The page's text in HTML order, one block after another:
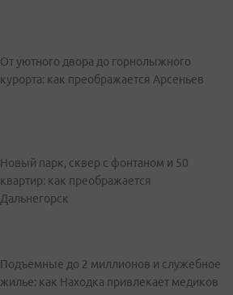
От уютного двора до горнолыжного
курорта: как преображается Арсеньев
Новый парк, сквер с фонтаном и 50
квартир: как преображается
Дальнегорск
Подъемные до 2 миллионов и служебное
жилье: как Находка привлекает медиков